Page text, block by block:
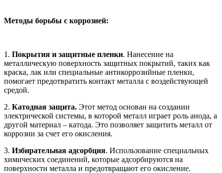
Методы борьбы с коррозией:
1. Покрытия и защитные пленки. Нанесение на
металлическую поверхность защитных покрытий, таких как
краска, лак или специальные антикоррозийные пленки,
помогает предотвратить контакт металла с воздействующей
средой.
2. Катодная защита. Этот метод основан на создании
электрической системы, в которой металл играет роль анода, а
другой материал – катода. Это позволяет защитить металл от
коррозии за счет его окисления.
3. Избирательная адсорбция. Использование специальных
химических соединений, которые адсорбируются на
поверхности металла и предотвращают его окисление.